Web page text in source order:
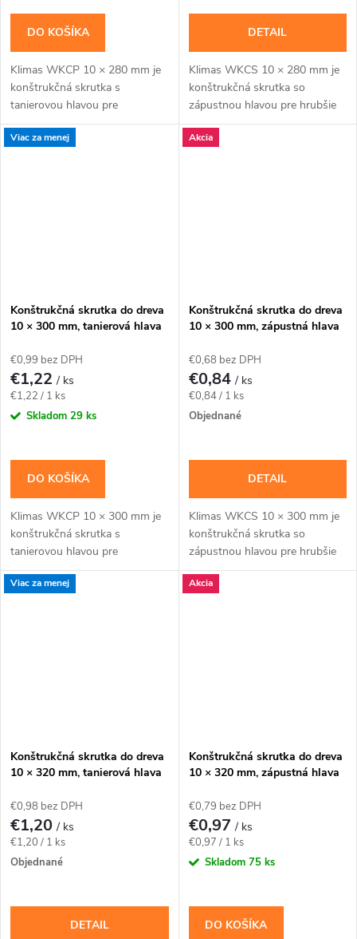
DO KOŠÍKA
Klimas WKCP 10 × 280 mm je
konštrukčná skrutka s
tanierovou hlavou pre
masívnejšie drevené prvky a
konštrukčné spoje navrhnuté
DETAIL
Klimas WKCS 10 × 280 mm je
konštrukčná skrutka so
zápustnou hlavou pre hrubšie
trámy, krokvy a viacvrstvové
drevené zostavy, kde má hlava
Viac za menej
Konštrukčná skrutka do dreva
10 × 300 mm, tanierová hlava
€0,99 bez DPH
€1,22/ ks
Jednotková
cena:
€1,22 / 1 ks
Skladom 29 ks
DO KOŠÍKA
Klimas WKCP 10 × 300 mm je
konštrukčná skrutka s
tanierovou hlavou pre
masívnejšie drevené prvky a
konštrukčné spoje navrhnuté
Akcia
Konštrukčná skrutka do dreva
10 × 300 mm, zápustná hlava
€0,68 bez DPH
€0,84/ ks
Jednotková
cena:
€0,84 / 1 ks
Objednané
DETAIL
Klimas WKCS 10 × 300 mm je
konštrukčná skrutka so
zápustnou hlavou pre hrubšie
trámy, krokvy a viacvrstvové
drevené zostavy, kde má hlava
Viac za menej
Konštrukčná skrutka do dreva
10 × 320 mm, tanierová hlava
€0,98 bez DPH
€1,20/ ks
Jednotková
cena:
€1,20 / 1 ks
Objednané
DETAIL
Akcia
Konštrukčná skrutka do dreva
10 × 320 mm, zápustná hlava
€0,79 bez DPH
€0,97/ ks
Jednotková
cena:
€0,97 / 1 ks
Skladom 75 ks
DO KOŠÍKA